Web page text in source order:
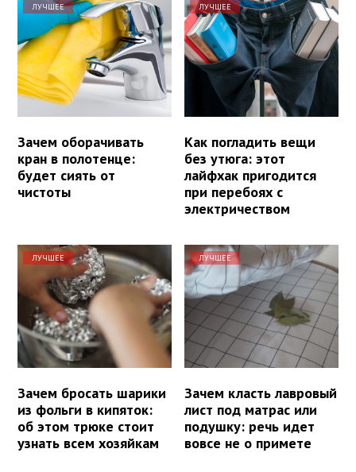
ЛУЧШЕЕ
Зачем оборачивать
кран в полотенце:
будет сиять от
чистоты
ЛУЧШЕЕ
Как погладить вещи
без утюга: этот
лайфхак пригодится
при перебоях с
электричеством
ЛУЧШЕЕ
Зачем бросать шарики
из фольги в кипяток:
об этом трюке стоит
узнать всем хозяйкам
ЛУЧШЕЕ
Зачем класть лавровый
лист под матрас или
подушку: речь идет
вовсе не о примете